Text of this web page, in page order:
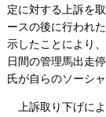
定に対する上訴を
ースの後に行われ
示したことにより
日間の管理馬出走
氏が自らのソーシ
上訴取り下げに